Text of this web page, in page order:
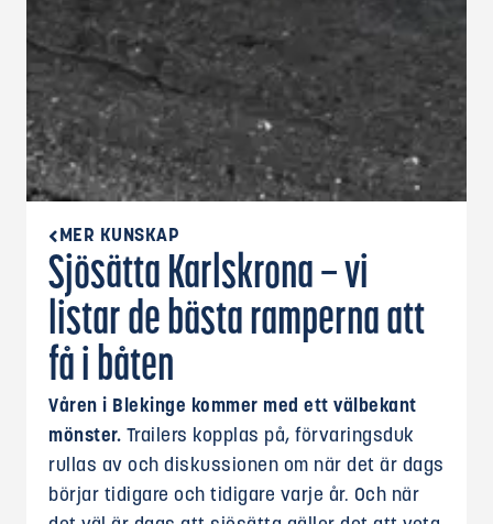
MER KUNSKAP
Sjösätta Karlskrona – vi
listar de bästa ramperna att
få i båten
Våren i Blekinge kommer med ett välbekant
mönster. Trailers kopplas på, förvaringsduk
rullas av och diskussionen om när det är dags
börjar tidigare och tidigare varje år. Och när